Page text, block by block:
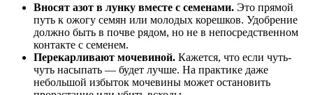
Вносят азот в лунку вместе с семенами. Это прямой
путь к ожогу семян или молодых корешков. Удобрение
должно быть в почве рядом, но не в непосредственном
контакте с семенем.
Перекарливают мочевиной. Кажется, что если чуть-
чуть насыпать — будет лучше. На практике даже
небольшой избыток мочевины может остановить